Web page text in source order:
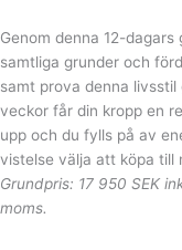
Genom denna 12-
samtliga grunder och
samt prova denna livsstil
veckor får din kropp en
upp och du fylls på av
vistelse välja att köpa till
Grundpris: 17 950 SEK
moms.